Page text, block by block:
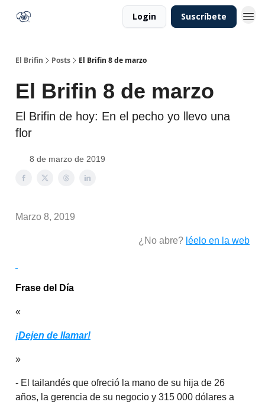
Login Suscríbete
El Brifin Posts El Brifin 8 de marzo
El Brifin 8 de marzo
El Brifin de hoy: En el pecho yo llevo una
flor
8 de marzo de 2019
Marzo 8, 2019
¿No abre? léelo en la web
Frase del Día
«
¡Dejen de llamar!
»
- El tailandés que ofreció la mano de su hija de 26
años, la gerencia de su negocio y 315 000 dólares a